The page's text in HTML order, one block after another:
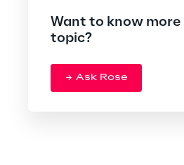
Want to know
topic?
Ask Rose